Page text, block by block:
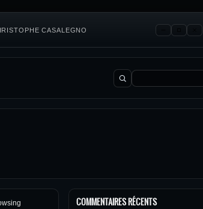
CASALEGNO
Rechercher :
COMMENTAIRES RÉCENTS